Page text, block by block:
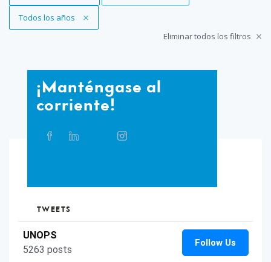
Eliminar filtro
Todos los años
Eliminar todos los filtros
¡Manténgase
corriente!
¡Manténgase al
corriente!
Compartir
este FacebookLinkedinTwitterInstagram
TWEETS